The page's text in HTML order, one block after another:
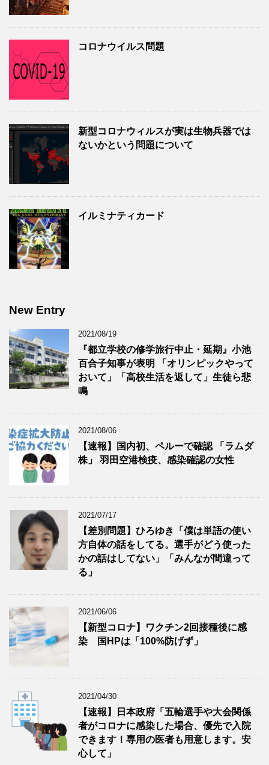
コロナウイルス問題
新型コロナウィルスが実は生物兵器では
ないかという問題について
イルミナティカード
New Entry
2021/08/19
『都立学校の修学旅行中止・延期』小池
百合子知事が表明 「オリンピックやって
おいて」「高校生活を返して」生徒ら悲
鳴
2021/08/06
【速報】国内初、ペルーで確認 「ラムダ
株」 羽田空港検疫、感染確認の女性
2021/07/17
【差別問題】ひろゆき「僕は単語の使い
方自体の話をしてる。選手がどう使った
かの話はしてない」「みんなが間違って
る」
2021/06/06
【新型コロナ】ワクチン2回接種後に感
染 国HPは「100%防げず」
2021/04/30
【速報】日本政府「五輪選手や大会関係
者がコロナに感染した場合、優先で入院
できます！専用の医者も用意します。安
心して」